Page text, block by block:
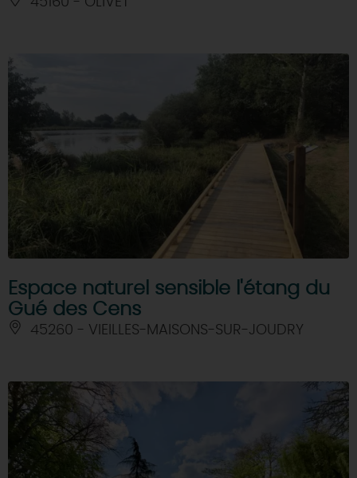
Espace naturel sensible l'étang du
Gué des Cens
45260 - VIEILLES-MAISONS-SUR-JOUDRY